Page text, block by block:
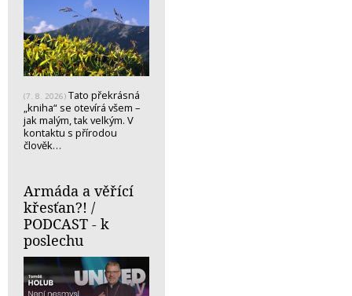
(7. 8. 2026) Tato překrásná
„kniha“ se otevírá všem –
jak malým, tak velkým. V
kontaktu s přírodou
člověk…
Armáda a věřící
křesťan?! /
PODCAST - k
poslechu